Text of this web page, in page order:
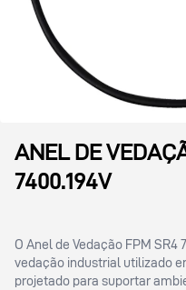
ANEL DE
7400.194V
O Anel de Vedação FPM
vedação industrial utilizado
projetado para suportar